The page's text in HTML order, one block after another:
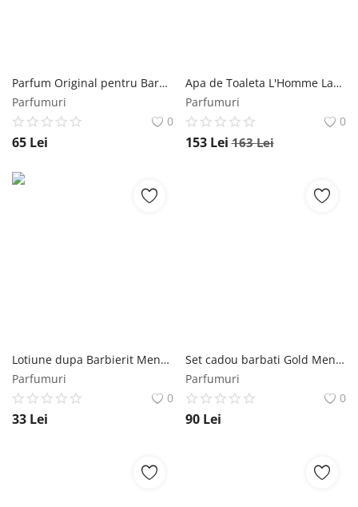
Parfum Original pentru Barbati Parfen Officer Florgarden PFN412, 30 ml Florgarden
Parfumuri
0
65 Lei
Apa de Toaleta L'Homme Lacoste, Barbati, 50 ml Lacoste
Parfumuri
0
153 Lei 163Lei
Lotiune dupa Barbierit Mens Master Professional Rosa Impex, 120 ml Rosa Impex
Parfumuri
0
33 Lei
Set cadou barbati Gold Men $ SET1109 - Apa de parfum 50 ml + Deodorant 100 ml Florgarden
Parfumuri
0
90 Lei